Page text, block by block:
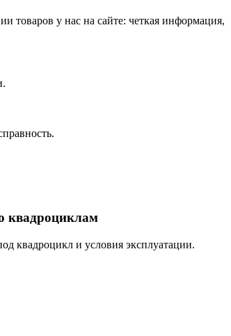
товаров у нас на сайте: четкая информация,
квадроциклам
квадроцикл и условия эксплуатации.